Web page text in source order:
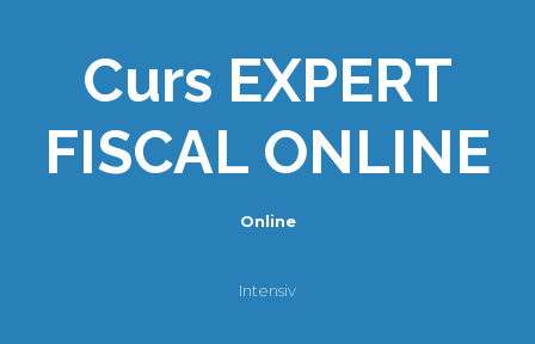
Curs EXPERT
FISCAL ONLINE
Online
Intensiv